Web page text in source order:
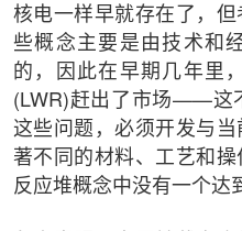
核电一样早就存在了，
些概念主要是由技术和
的，因此在早期几年里
(LWR)赶出了市场——这
这些问题，必须开发与
著不同的材料、工艺和
反应堆概念中没有一个达